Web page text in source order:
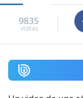
9835
visitas